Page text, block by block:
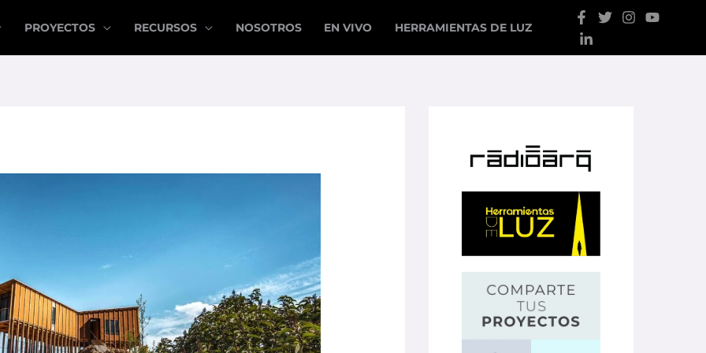
PROYECTOS RECURSOS NOSOTROS EN VIVO HERRAMIENTAS DE LUZ